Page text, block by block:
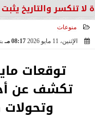
والتاريخ يثبت
منوعات
الإثنين، 11 مايو 2026
08:17 مـ
تكشف عن